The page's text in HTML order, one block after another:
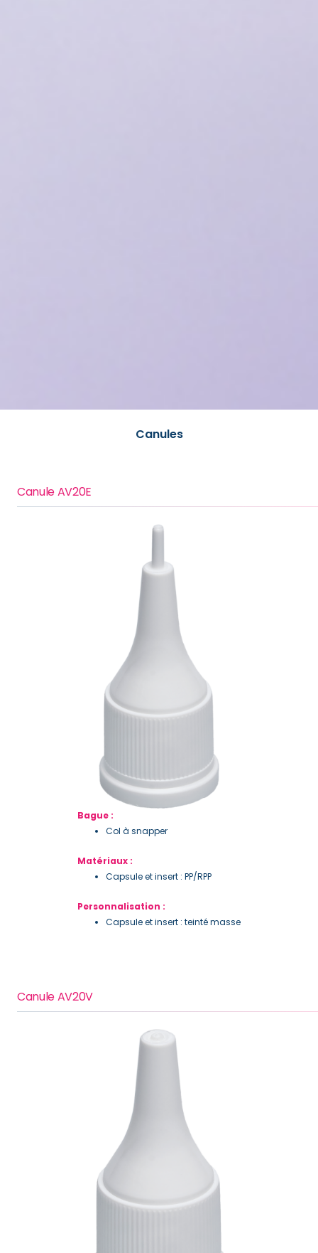
Canules
Canule AV20E
Bague :
Col à snapper
Matériaux :
Capsule et insert : PP/RPP
Personnalisation :
Capsule et insert : teinté masse
Canule AV20V